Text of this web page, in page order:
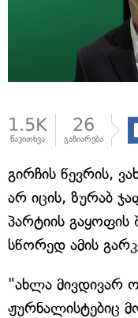
1.5K
წაკითხვა
26
გაზიარება
გირჩის წევრის,
არ იცის, ზურაბ
პარტიის გაყოფის
სწორედ ამის
"ახლა მივდივარ
ჟურნალისტებიც